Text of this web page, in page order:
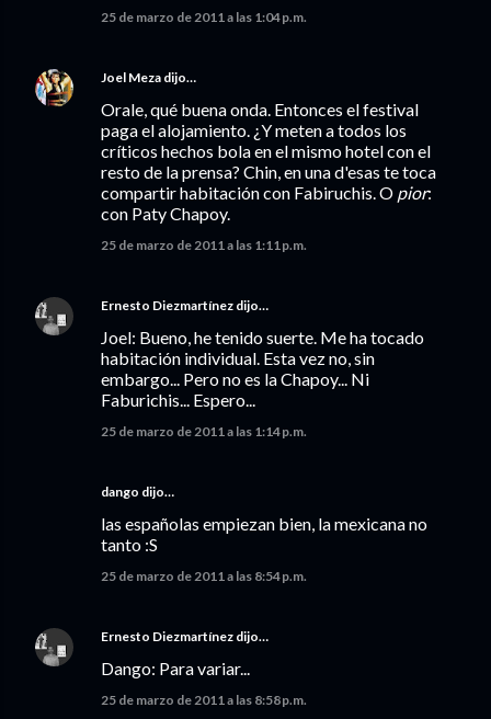
25 de marzo de 2011 a las 1:04 p.m.
Joel Meza dijo…
Orale, qué buena onda. Entonces el festival
paga el alojamiento. ¿Y meten a todos los
críticos hechos bola en el mismo hotel con el
resto de la prensa? Chin, en una d'esas te toca
compartir habitación con Fabiruchis. O pior:
con Paty Chapoy.
25 de marzo de 2011 a las 1:11 p.m.
Ernesto Diezmartínez dijo…
Joel: Bueno, he tenido suerte. Me ha tocado
habitación individual. Esta vez no, sin
embargo... Pero no es la Chapoy... Ni
Faburichis... Espero...
25 de marzo de 2011 a las 1:14 p.m.
dango dijo…
las españolas empiezan bien, la mexicana no
tanto :S
25 de marzo de 2011 a las 8:54 p.m.
Ernesto Diezmartínez dijo…
Dango: Para variar...
25 de marzo de 2011 a las 8:58 p.m.